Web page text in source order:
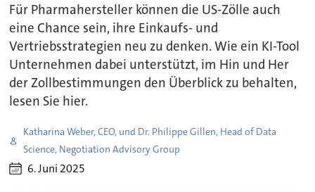
Für Pharmahersteller können die US-Zölle auch
eine Chance sein, ihre Einkaufs- und
Vertriebsstrategien neu zu denken. Wie ein KI-Tool
Unternehmen dabei unterstützt, im Hin und Her
der Zollbestimmungen den Überblick zu behalten,
lesen Sie hier.
Katharina Weber, CEO, und Dr. Philippe Gillen, Head of Data
Science, Negotiation Advisory Group
6. Juni 2025